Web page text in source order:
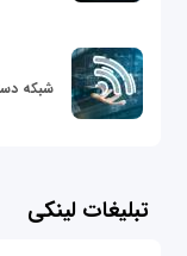
شبکه
تبلیغات لینکی